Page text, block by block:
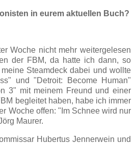
in eurem aktuellen Buch?
Woche nicht mehr weitergelesen
der FBM, da hatte ich dann, so
Steamdeck dabei und wollte
und "Detroit: Become Human"
3" mit meinem Freund und einer
begleitet haben, habe ich immer
Woche offen: "Im Schnee wird nur
Maurer.
Hubertus Jennerwein und